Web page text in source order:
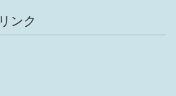
リンク